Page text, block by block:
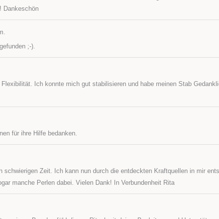
Dankeschön
;-).
Ich konnte mich gut stabilisieren und habe meinen Stab
für ihre Hilfe bedanken.
Zeit. Ich kann nun durch die entdeckten Kraftquellen in mir
manche Perlen dabei. Vielen Dank! In Verbundenheit Rita